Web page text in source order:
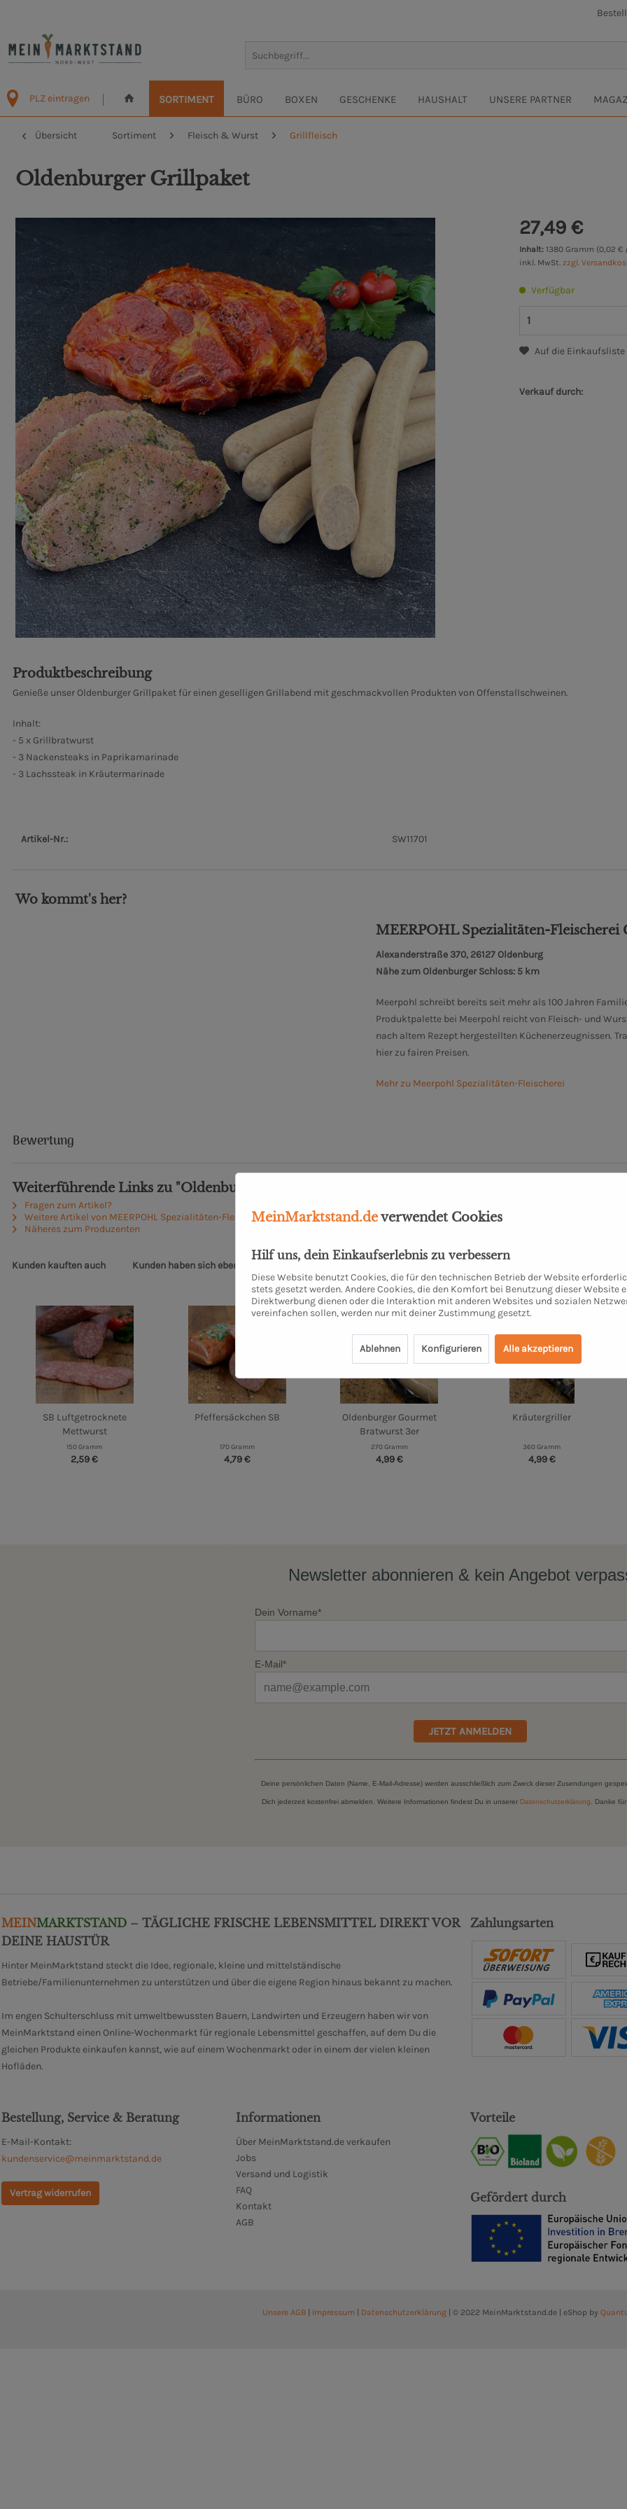
PLZ eintragen SORTIMENT BÜRO BOXEN GESCHENKE HAUSHALT UNSERE PARTNER
Übersicht Sortiment Fleisch & Wurst Grillfleisch
Oldenburger Grillpaket
27,49 €
Inhalt:1380 Gramm (0,02 €
inkl. MwSt.zzgl.
Verfügbar
Auf die Einkaufsliste
Verkauf durch:
Produktbeschreibung
Genieße unser Oldenburger Grillpaket für einen geselligen Grillabend mit geschmackvollen Produkten von Offenstallschweinen.
Inhalt:
- 5 x Grillbratwurst
- 3 Nackensteaks in Paprikamarinade
- 3 Lachssteak in Kräutermarinade
Artikel-Nr.: SW11701
Wo kommt's her?
MEERPOHL Spezialitäten-Fleischerei
Alexanderstraße 370, 26127 Oldenburg
Nähe zum Oldenburger Schloss: 5 km
Meerpohl schreibt bereits seit mehr als 100 Jahren
Produktpalette bei Meerpohl reicht von Fleisch- und
nach altem Rezept hergestellten Küchenerzeugnissen.
hier zu fairen Preisen.
Mehr zu Meerpohl Spezialitäten-Fleischerei
Bewertung
Weiterführende Links zu "Oldenburger Grillpaket"
Fragen zum Artikel?
Weitere Artikel von MEERPOHL Spezialitäten-Fleischerei GmbH
Näheres zum Produzenten
Kunden kauften auch Kunden haben sich ebenfalls angesehen
SB Luftgetrocknete
Mettwurst
150 Gramm
2,59 €
Pfeffersäckchen SB
170 Gramm
4,79 €
Oldenburger Gourmet
Bratwurst 3er
270 Gramm
4,99 €
Kräutergriller
360 Gramm
4,99 €
Newsletter abonnieren & kein Angebot
Dein Vorname*
E-Mail*
JETZT ANMELDEN
Deine persönlichen Daten (Name, E-Mail-Adresse) werden ausschließlich zum Zweck dieser Zusendungen
Dich jederzeit kostenfrei abmelden. Weitere Informationen findest Du in unserer Datenschutzerklärung . Danke
MEINMARKTSTAND – TÄGLICHE FRISCHE LEBENSMITTEL DIREKT VOR
DEINE HAUSTÜR
Hinter MeinMarktstand steckt die Idee, regionale, kleine und mittelständische
Betriebe/Familienunternehmen zu unterstützen und über die eigene Region hinaus bekannt zu machen.
Im engen Schulterschluss mit umweltbewussten Bauern, Landwirten und Erzeugern haben wir von
MeinMarktstand einen Online-Wochenmarkt für regionale Lebensmittel geschaffen, auf dem Du die
gleichen Produkte einkaufen kannst, wie auf einem Wochenmarkt oder in einem der vielen kleinen
Hofläden.
Zahlungsarten
Bestellung, Service & Beratung
E-Mail-Kontakt:
kundenservice@meinmarktstand.de
Vertrag widerrufen
Informationen
Über MeinMarktstand.de verkaufen
Jobs
Versand und Logistik
FAQ
Kontakt
AGB
Vorteile
Gefördert durch
Unsere AGB | Impressum | Datenschutzerklärung | © 2022 MeinMarktstand.de | eShop by
MeinMarktstand.deverwendet Cookies
Hilf uns, dein Einkaufserlebnis zu verbessern
Diese Website benutzt Cookies, die für den technischen Betrieb der Website
stets gesetzt werden. Andere Cookies, die den Komfort bei Benutzung dieser Website
Direktwerbung dienen oder die Interaktion mit anderen Websites und sozialen
vereinfachen sollen, werden nur mit deiner Zustimmung gesetzt.
Ablehnen Konfigurieren Alle akzeptieren